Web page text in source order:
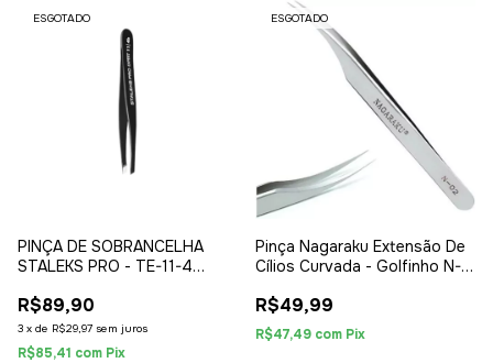
ESGOTADO
PINÇA DE SOBRANCELHA
STALEKS PRO - TE-11-4
R$89,90
3 x de R$29,97 sem juros
R$85,41 com Pix
ESGOTADO
Pinça Nagaraku Extensão De
Cílios Curvada - Golfinho N-
R$49,99
R$47,49 com Pix